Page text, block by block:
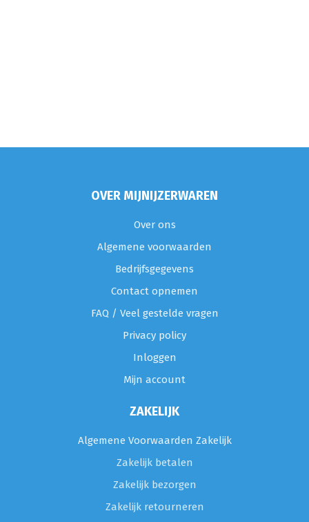
OVER MIJNIJZERWAREN
Over ons
Algemene voorwaarden
Bedrijfsgegevens
Contact opnemen
FAQ / Veel gestelde vragen
Privacy policy
Inloggen
Mijn account
ZAKELIJK
Algemene Voorwaarden Zakelijk
Zakelijk betalen
Zakelijk bezorgen
Zakelijk retourneren